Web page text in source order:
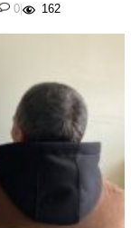
0 | 162